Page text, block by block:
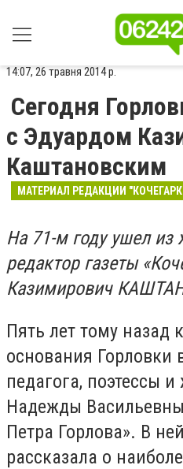
14:07, 26 травня 2014 р.
Сегодня
с Эдуардом
Каштановским
МАТЕРИАЛ РЕДАКЦИИ
На 71-м году ушел из
редактор газеты
Казимирович
Пять лет тому назад
основания Горловки
педагога, поэтессы
Надежды
Петра Горлова». В
рассказала о